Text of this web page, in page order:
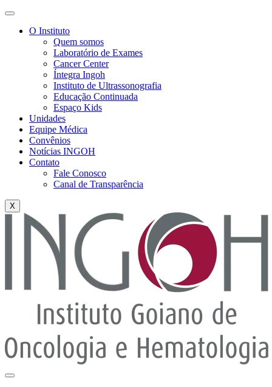
O Instituto
Quem somos
Laboratório de Exames
Cancer Center
Íntegra Ingoh
Instituto de Ultrassonografia
Educação Continuada
Espaço Kids
Unidades
Equipe Médica
Convênios
Notícias INGOH
Contato
Fale Conosco
Canal de Transparência
X